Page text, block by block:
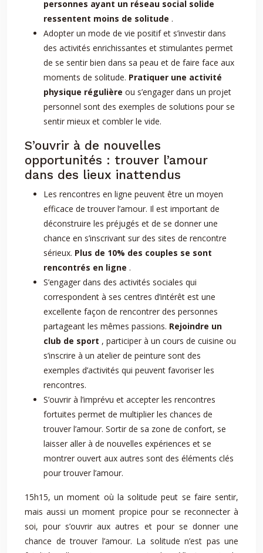
personnes ayant un réseau social solide
ressentent moins de solitude .
Adopter un mode de vie positif et s’investir dans
des activités enrichissantes et stimulantes permet
de se sentir bien dans sa peau et de faire face aux
moments de solitude. Pratiquer une activité
physique régulière ou s’engager dans un projet
personnel sont des exemples de solutions pour se
sentir mieux et combler le vide.
S’ouvrir à de nouvelles
opportunités : trouver l’amour
dans des lieux inattendus
Les rencontres en ligne peuvent être un moyen
efficace de trouver l’amour. Il est important de
déconstruire les préjugés et de se donner une
chance en s’inscrivant sur des sites de rencontre
sérieux. Plus de 10% des couples se sont
rencontrés en ligne .
S’engager dans des activités sociales qui
correspondent à ses centres d’intérêt est une
excellente façon de rencontrer des personnes
partageant les mêmes passions. Rejoindre un
club de sport , participer à un cours de cuisine ou
s’inscrire à un atelier de peinture sont des
exemples d’activités qui peuvent favoriser les
rencontres.
S’ouvrir à l’imprévu et accepter les rencontres
fortuites permet de multiplier les chances de
trouver l’amour. Sortir de sa zone de confort, se
laisser aller à de nouvelles expériences et se
montrer ouvert aux autres sont des éléments clés
pour trouver l’amour.
15h15, un moment où la solitude peut se faire sentir,
mais aussi un moment propice pour se reconnecter à
soi, pour s’ouvrir aux autres et pour se donner une
chance de trouver l’amour. La solitude n’est pas une